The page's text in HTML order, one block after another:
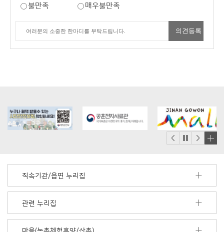
불만족
매우불만족
더
기
직속기관/읍면 누리집
관련 누리집